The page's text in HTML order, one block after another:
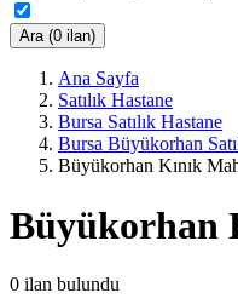
Ara (0 ilan)
Ana Sayfa
Satılık Hastane
Bursa Satılık Hastane
Bursa Büyükorhan
Büyükorhan Kınık
Büyükorhan
0 ilan bulundu